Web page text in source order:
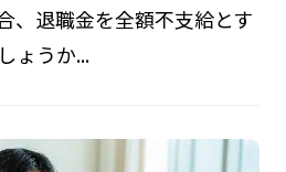
、退職金を全額不支給とす
ょうか...